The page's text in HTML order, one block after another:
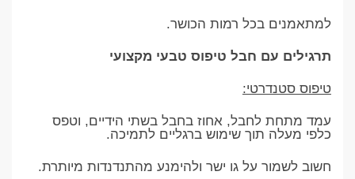
למתאמנים בכל רמות הכושר.
תרגילים עם חבל טיפוס טבעי מקצועי
טיפוס סטנדרטי:
עמד מתחת לחבל, אחוז בחבל בשתי הידיים, וטפס
כלפי מעלה תוך שימוש ברגליים לתמיכה.
חשוב לשמור על גו ישר ולהימנע מהתנדנדות מיותרת.